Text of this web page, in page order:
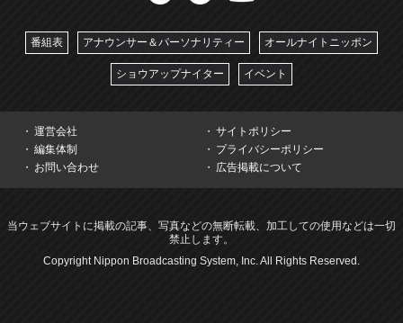
番組表 アナウンサー＆パーソナリティー オールナイトニッポン
ショウアップナイター イベント
運営会社
サイトポリシー
編集体制
プライバシーポリシー
お問い合わせ
広告掲載について
当ウェブサイトに掲載の記事、写真などの無断転載、加工しての使用などは一切
禁止します。
Copyright Nippon Broadcasting System, Inc. All Rights Reserved.